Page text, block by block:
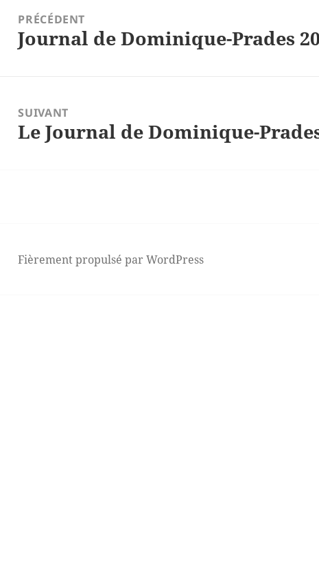
PRÉCÉDENT
Article
Journal de Dominique-Prades
SUIVANT
Article
Le Journal de Dominique-
Fièrement propulsé par WordPress